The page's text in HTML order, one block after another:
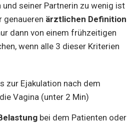
und seiner Partnerin zu wenig ist
genaueren ärztlichen Definition
dann von einem frühzeitigen
wenn alle 3 dieser Kriterien
zur Ejakulation nach dem
Vagina (unter 2 Min)
bei dem Patienten oder